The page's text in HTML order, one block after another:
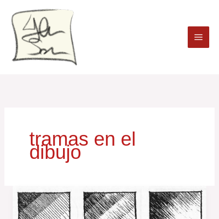
contenido
tramas en el
dibujo
Tramas
en